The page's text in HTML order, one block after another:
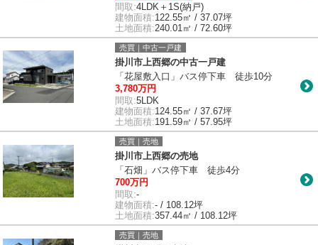
間取:4LDK＋1S(納戸)
建物面積:122.55㎡ / 37.07坪
土地面積:240.01㎡ / 72.60坪
売買｜中古一戸建
掛川市上西郷の中古一戸建
「花屋敷入口」バス停下車 徒歩10分
3,780万円
間取:5LDK
建物面積:124.55㎡ / 37.67坪
土地面積:191.59㎡ / 57.95坪
売買｜売地
掛川市上西郷の売地
「石畑」バス停下車 徒歩4分
700万円
間取:-
建物面積:- / 108.12坪
土地面積:357.44㎡ / 108.12坪
売買｜売地